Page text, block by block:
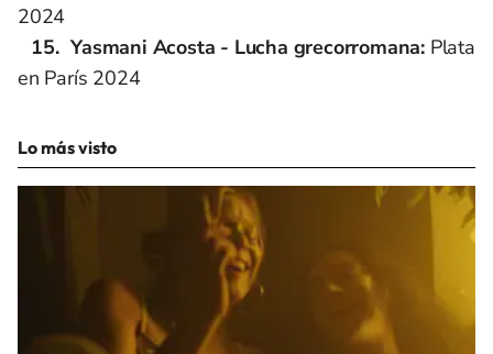
2024
Yasmani Acosta - Lucha grecorromana: Plata
en París 2024
Lo más visto